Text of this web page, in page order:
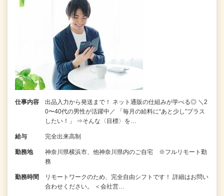
仕事内容
出品入力から発送まで！ ネット通販の仕組みが学べる◎ ＼2
0〜40代の男性が活躍中／ 「毎月の給料に“あと少し”プラス
したい！」 ⇒そんな〈目標〉を…
給与 完全出来高制
勤務地
神奈川県横浜市、他神奈川県内のご自宅 ※フルリモート勤
務
勤務時間
リモートワークのため、完全自由シフトです！ 詳細はお問い
合わせください。 ＜会社営…